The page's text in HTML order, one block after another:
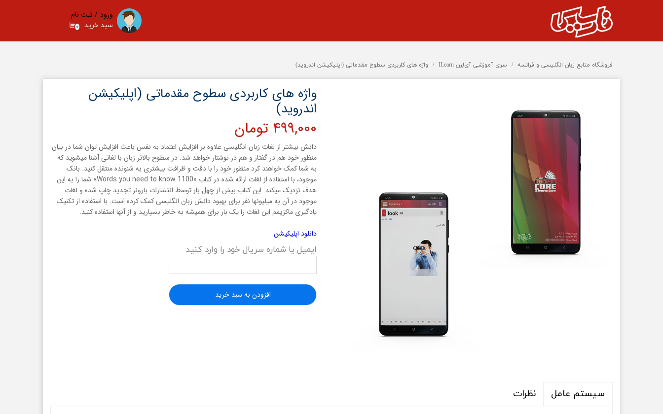
ورود / ثبت نام
حساب کاربری من
خروج از حساب کاربری
۰ سبد خرید
فروشگاه منابع زبان انگلیسی و فرانسه سری آموزشی آی‌لِرن ILearn واژه های کاربردی سطوح مقدماتی (اپلیکیشن اندروید)
واژه های کاربردی سطوح مقدماتی (اپلیکیشن
اندروید)
۴۹۹,۰۰۰ تومان
دانش بیشتر از لغات زبان انگلیسی علاوه بر افزایش اعتماد به نفس باعث افزایش توان شما در بیان
منظور خود هم در گفتار و هم در نوشتار خواهد شد. در سطوح بالاتر زبان با لغاتی آشنا میشوید که
به شما کمک خواهند کرد منظور خود را با دقت و ظرافت بیشتری به شنونده منتقل کنید. بانک
موجود، با استفاده از لغات ارائه شده در کتاب «1100 Words you need to know» شما را به این
هدف نزدیک میکند. این کتاب بیش از چهل بار توسط انتشارات بارونز تجدید چاپ شده و لغات
موجود در آن به میلیونها نفر برای بهبود دانش زبان انگلیسی کمک کرده است. با استفاده از تکنیک
یادگیری ماکزیمم این لغات را یک بار برای همیشه به خاطر بسپارید و از آنها استفاده کنید.
دانلود اپلیکیشن
ایمیل یا شماره سریال خود را وارد کنید
افزودن به سبد خرید
سیستم عامل نظرات